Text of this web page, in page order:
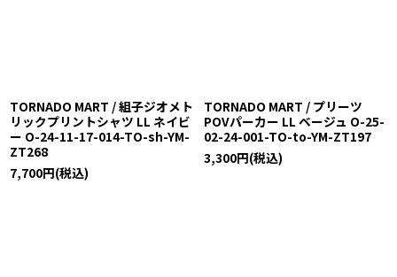
TORNADO MART / 組子ジオメト
リックプリントシャツ LL ネイビ
ー O-24-11-17-014-TO-sh-YM-
ZT268
7,700円(税込)
TORNADO MART / プリーツ
POVパーカー LL ベージュ O-25-
02-24-001-TO-to-YM-ZT197
3,300円(税込)